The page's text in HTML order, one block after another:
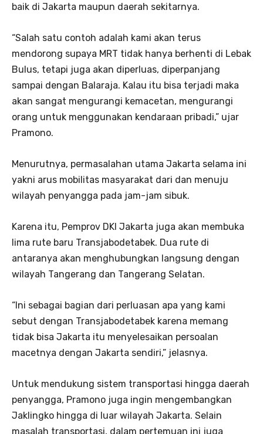
baik di Jakarta maupun daerah sekitarnya.
“Salah satu contoh adalah kami akan terus
mendorong supaya MRT tidak hanya berhenti di Lebak
Bulus, tetapi juga akan diperluas, diperpanjang
sampai dengan Balaraja. Kalau itu bisa terjadi maka
akan sangat mengurangi kemacetan, mengurangi
orang untuk menggunakan kendaraan pribadi,” ujar
Pramono.
Menurutnya, permasalahan utama Jakarta selama ini
yakni arus mobilitas masyarakat dari dan menuju
wilayah penyangga pada jam-jam sibuk.
Karena itu, Pemprov DKI Jakarta juga akan membuka
lima rute baru Transjabodetabek. Dua rute di
antaranya akan menghubungkan langsung dengan
wilayah Tangerang dan Tangerang Selatan.
“Ini sebagai bagian dari perluasan apa yang kami
sebut dengan Transjabodetabek karena memang
tidak bisa Jakarta itu menyelesaikan persoalan
macetnya dengan Jakarta sendiri,” jelasnya.
Untuk mendukung sistem transportasi hingga daerah
penyangga, Pramono juga ingin mengembangkan
Jaklingko hingga di luar wilayah Jakarta. Selain
masalah transportasi, dalam pertemuan ini juga